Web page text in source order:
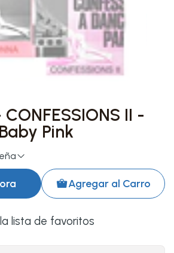
II -
Pink
Agregar al Carro
lista de favoritos